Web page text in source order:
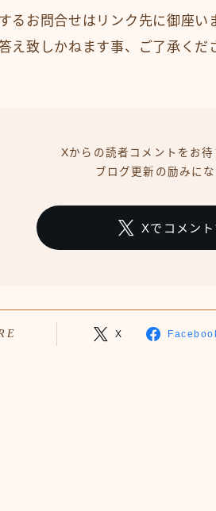
るお問合せはリンク先に御座
え致しかねます事、ご了承くだ
Xからの読者コメントをお待
ブログ更新の励みにな
Xでコメント
X